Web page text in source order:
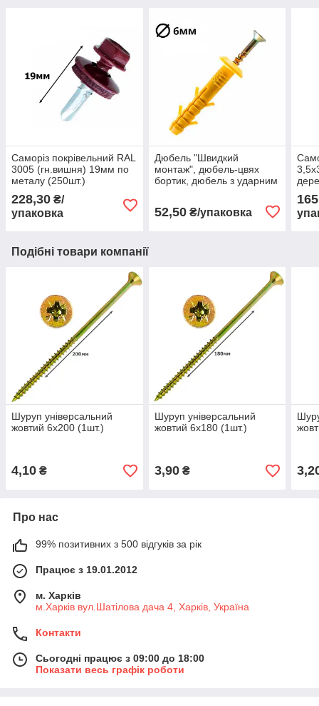
Саморіз покрівельний RAL
3005 (гн.вишня) 19мм по
металу (250шт.)
228,30 ₴/
упаковка
Дюбель "Швидкий
монтаж", дюбель-цвях
бортик, дюбель з ударним
52,50₴/упаковка
Подібні товари компанії
Шуруп універсальний
жовтий 6х200 (1шт.)
4,10 ₴
Шуруп універсальний
жовтий 6х180 (1шт.)
3,90₴
Про нас
99% позитивних з 500 відгуків за рік
Працює з 19.01.2012
м. Харків
м.Харків вул.Шатілова дача 4, Харків, Україна
Контакти
Сьогодні працює з 09:00 до 18:00
Показати весь графік роботи